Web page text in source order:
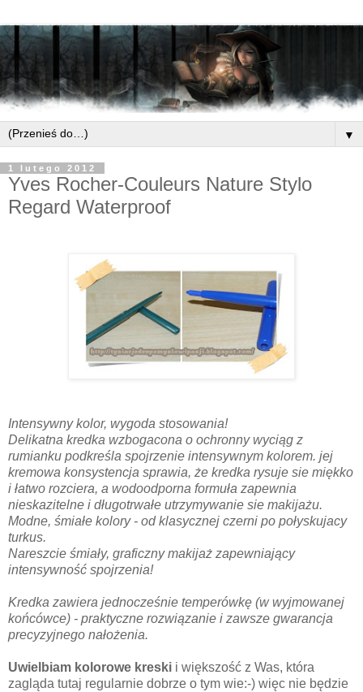
▼
1 lutego 2012
Yves Rocher-Couleurs Nature Stylo
Regard Waterproof
Intensywny kolor, wygoda stosowania!
Delikatna kredka wzbogacona o ochronny wyciąg z
rumianku podkreśla spojrzenie intensywnym kolorem. jej
kremowa konsystencja sprawia, że kredka rysuje sie miękko
i łatwo rozciera, a wodoodporna formuła zapewnia
nieskazitelne i długotrwałe utrzymywanie sie makijażu.
Modne, śmiałe kolory - od klasycznej czerni po połyskujacy
turkus.
Nareszcie śmiały, graficzny makijaż zapewniający
intensywność spojrzenia!
Kredka zawiera jednocześnie temperówkę (w wyjmowanej
końcówce) - praktyczne rozwiązanie i zawsze gwarancja
precyzyjnego nałożenia.
Uwielbiam kolorowe kreski i większość z Was, która
zagląda tutaj regularnie dobrze o tym wie:-) więc nie będzie